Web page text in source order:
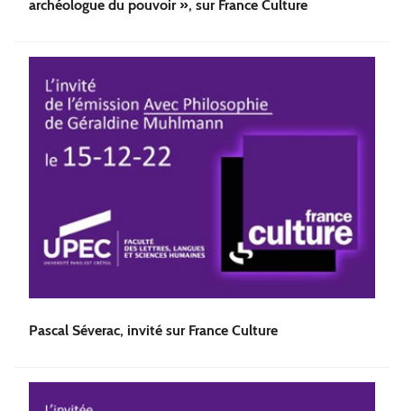
archéologue du pouvoir », sur France Culture
Pascal Séverac, invité sur France Culture